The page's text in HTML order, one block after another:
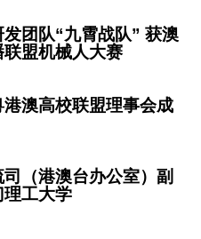
团队“九霄战队” 获澳
盟机械人大赛
澳高校联盟理事会成
（港澳台办公室）副
工大学